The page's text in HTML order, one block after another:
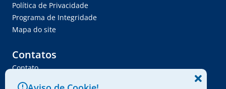
Política de Privacidade
Programa de Integridade
Mapa do site
Contatos
Contato
Trabalhe Conosco